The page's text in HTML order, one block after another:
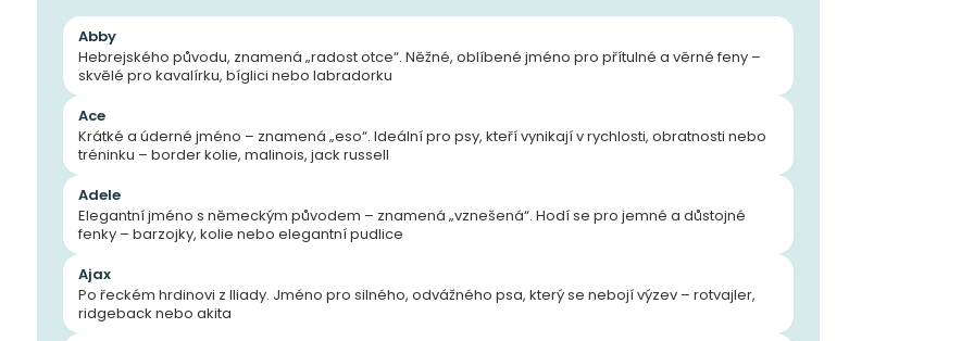
18kg (2x9kg)
Abby
Hebrejského původu, znamená „radost otce“. Něžné, oblíbené jméno pro přítulné a věrné feny –
skvělé pro kavalírku, bíglici nebo labradorku
Ace
Krátké a úderné jméno – znamená „eso“. Ideální pro psy, kteří vynikají v rychlosti, obratnosti nebo
tréninku – border kolie, malinois, jack russell
Adele
Elegantní jméno s německým původem – znamená „vznešená“. Hodí se pro jemné a důstojné
fenky – barzojky, kolie nebo elegantní pudlice
Ajax
Po řeckém hrdinovi z Iliady. Jméno pro silného, odvážného psa, který se nebojí výzev – rotvajler,
ridgeback nebo akita